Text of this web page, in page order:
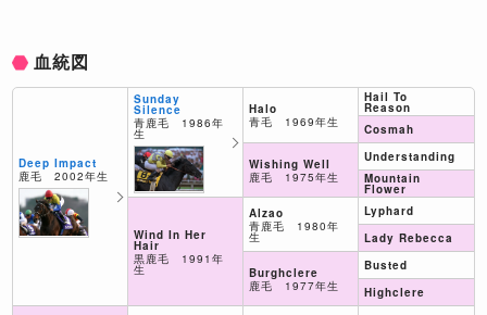
血統図
Deep Impact
鹿毛 2002年生
Sunday
Silence
青鹿毛 1986年
生
Wind In Her
Hair
黒鹿毛 1991年
生
Halo
青毛 1969年生
Wishing Well
鹿毛 1975年生
Alzao
青鹿毛 1980年
生
Burghclere
鹿毛 1977年生
Hail To
Reason
Cosmah
Understanding
Mountain
Flower
Lyphard
Lady Rebecca
Busted
Highclere